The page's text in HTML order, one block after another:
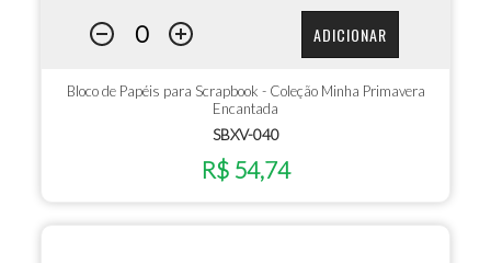
ADICIONAR
Bloco de Papéis para Scrapbook - Coleção Minha Primavera
Encantada
SBXV-040
R$ 54,74